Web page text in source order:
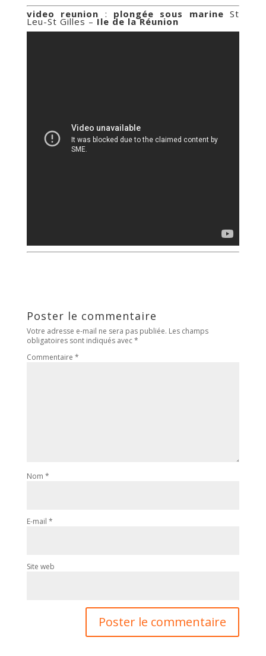
video reunion : plongée sous marine St
Leu-St Gilles –Ile de la Réunion
Poster le commentaire
Votre adresse e-mail ne sera pas publiée. Les champs
obligatoires sont indiqués avec*
Commentaire *
Nom *
E-mail *
Site web